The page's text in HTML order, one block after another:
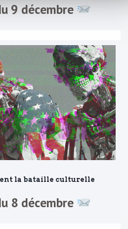
9 décembre
la bataille culturelle
8 décembre